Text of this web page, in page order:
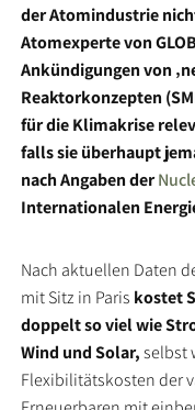
der Atomindustrie
Atomexperte von
Ankündigungen von
Reaktorkonzepten
für die Klimakrise
falls sie überhaupt
nach Angaben der
Internationalen
Nach aktuellen Daten
mit Sitz in Paris kostet
doppelt so viel wie
Wind und Solar,selbst
Flexibilitätskosten der